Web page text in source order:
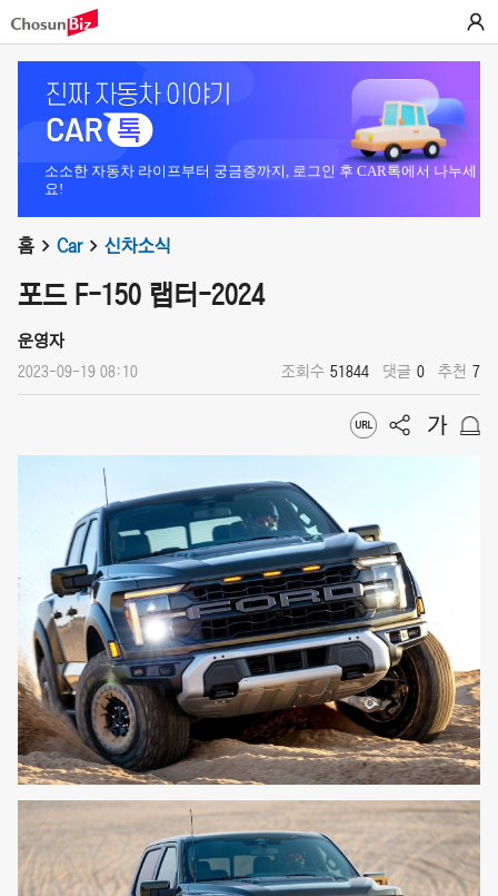
소소한 자동차 라이프부터 궁금증까지, 로그인 후 CAR톡에서 나누세
요!
홈 Car 신차소식
포드 F-150 랩터-2024
운영자
2023-09-19 08:10 조회수 51844 댓글 0 추천 7